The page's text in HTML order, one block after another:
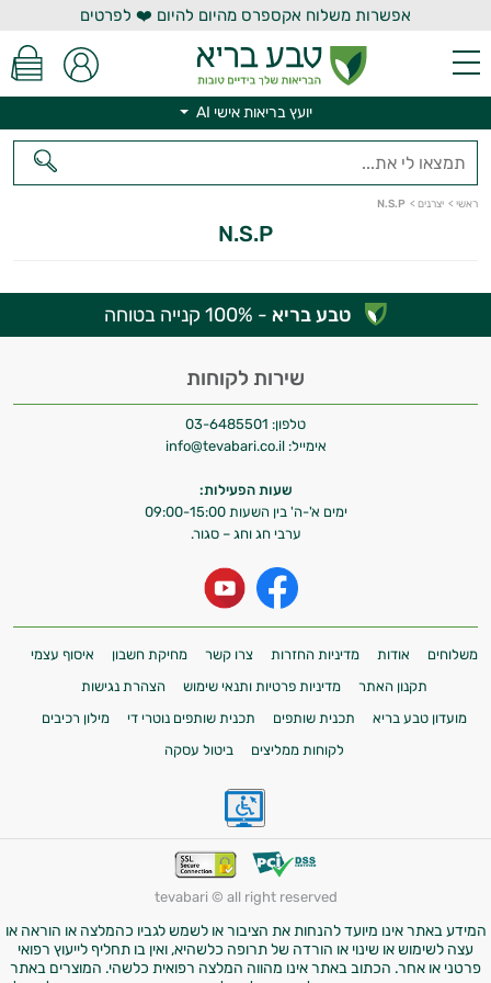
אפשרות משלוח אקספרס מהיום להיום ❤️ לפרטים
יועץ בריאות אישי AI
ראשי > יצרנים >
N.S.P
N.S.P
טבע בריא - 100% קנייה בטוחה
שירות לקוחות
טלפון: 03-6485501
אימייל: info@tevabari.co.il
שעות הפעילות:
ימים א'-ה' בין השעות 09:00-15:00
ערבי חג וחג – סגור.
משלוחים אודות מדיניות החזרות צרו קשר מחיקת חשבון
איסוף עצמי
תקנון האתר
מדיניות פרטיות ותנאי שימוש
הצהרת נגישות
מועדון טבע בריא
תכנית שותפים תכנית שותפים נוטרי די
מילון רכיבים
לקוחות ממליצים
ביטול עסקה
tevabari © all right reserved
המידע באתר אינו מיועד להנחות את הציבור או לשמש לגביו כהמלצה או הוראה או
עצה לשימוש או שינוי או הורדה של תרופה כלשהיא, ואין בו תחליף לייעוץ רפואי
פרטני או אחר. הכתוב באתר אינו מהווה המלצה רפואית כלשהי. המוצרים באתר
יועץ בריאות אישי AI
אני יועץ הבריאות האישי AI של טבע בריא.
התשובות שלי מבוססות על מאגרי מידע קליניים
וספרות מקצועית בתחומי הרפואה הטבעית
אני כאן כדי לעזור לך להתאים את תוספי
התזונה ומוצרי הבריאות המדויקים למטרות
עובדים יחד כדי למקסם תוצאות גם בחיי היום
יום וגם בתחום הכושר והספורט.
המטרה שלי היא להתאים עבורך המלצות
אישיות מבוססות מדעית.
זה הזמן להתחיל. איך אוכל לעזור?